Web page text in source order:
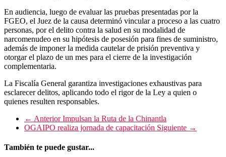
En audiencia, luego de evaluar las pruebas presentadas por la
FGEO, el Juez de la causa determinó vincular a proceso a las cuatro
personas, por el delito contra la salud en su modalidad de
narcomenudeo en su hipótesis de posesión para fines de suministro,
además de imponer la medida cautelar de prisión preventiva y
otorgar el plazo de un mes para el cierre de la investigación
complementaria.
La Fiscalía General garantiza investigaciones exhaustivas para
esclarecer delitos, aplicando todo el rigor de la Ley a quien o
quienes resulten responsables.
← AnteriorImpulsan la Ruta de la Chinantla
OGAIPO realiza jornada de capacitación Siguiente →
También te puede gustar...